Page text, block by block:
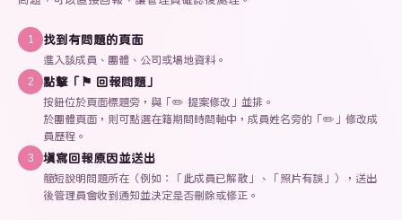
1 找到有問題的頁面
進入該成員、團體、公司或場地資料。
2
點擊「⚑ 回報問題」
按鈕位於頁面標題旁，與「✏️ 提案修改」並排。
於團體頁面，則可點選在籍期間時間軸中，成員姓名旁的「✏️」修改成
員歷程。
3
填寫回報原因並送出
簡短說明問題所在（例如：「此成員已解散」、「照片有誤」），送出
後管理員會收到通知並決定是否刪除或修正。